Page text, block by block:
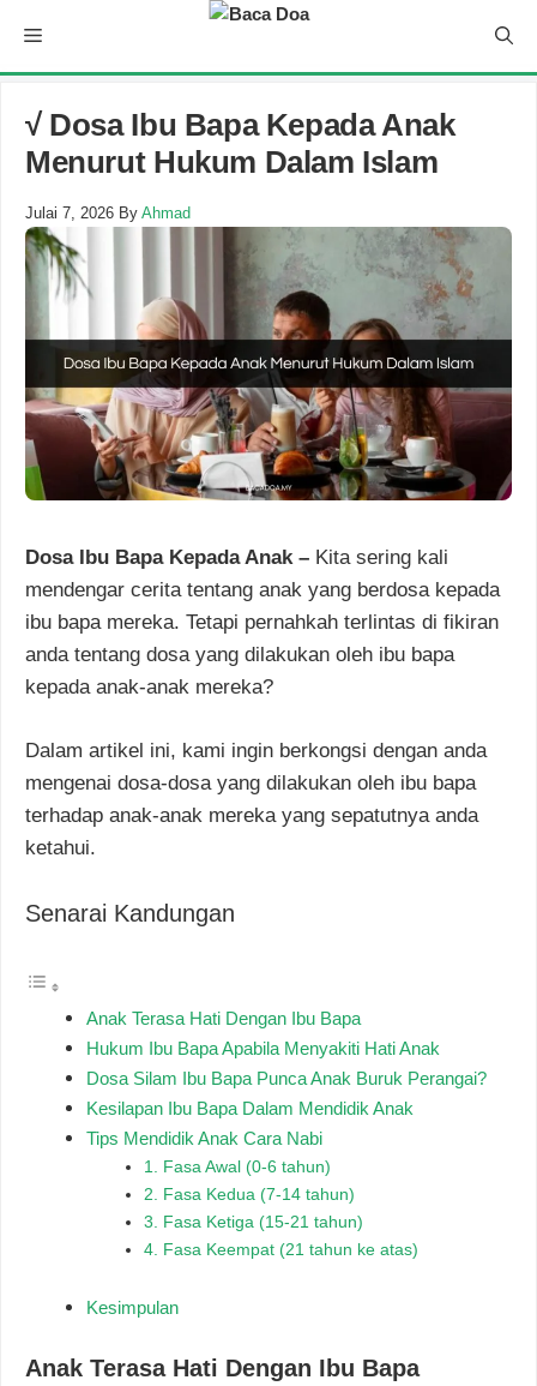
content
Menu
√ Dosa Ibu Bapa Kepada Anak
Menurut Hukum Dalam Islam
Julai 7, 2026 By Ahmad
Dosa Ibu Bapa Kepada Anak – Kita sering kali
mendengar cerita tentang anak yang berdosa kepada
ibu bapa mereka. Tetapi pernahkah terlintas di fikiran
anda tentang dosa yang dilakukan oleh ibu bapa
kepada anak-anak mereka?
Dalam artikel ini, kami ingin berkongsi dengan anda
mengenai dosa-dosa yang dilakukan oleh ibu bapa
terhadap anak-anak mereka yang sepatutnya anda
ketahui.
Senarai Kandungan
Anak Terasa Hati Dengan Ibu Bapa
Hukum Ibu Bapa Apabila Menyakiti Hati Anak
Dosa Silam Ibu Bapa Punca Anak Buruk Perangai?
Kesilapan Ibu Bapa Dalam Mendidik Anak
Tips Mendidik Anak Cara Nabi
1. Fasa Awal (0-6 tahun)
2. Fasa Kedua (7-14 tahun)
3. Fasa Ketiga (15-21 tahun)
4. Fasa Keempat (21 tahun ke atas)
Kesimpulan
Anak Terasa Hati Dengan Ibu Bapa